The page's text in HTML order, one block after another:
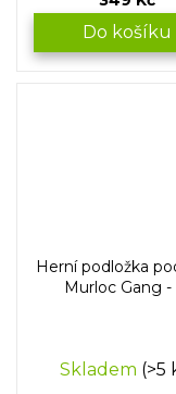
Do košíku
Herní podložka
Murloc Gang -
Skladem (>5